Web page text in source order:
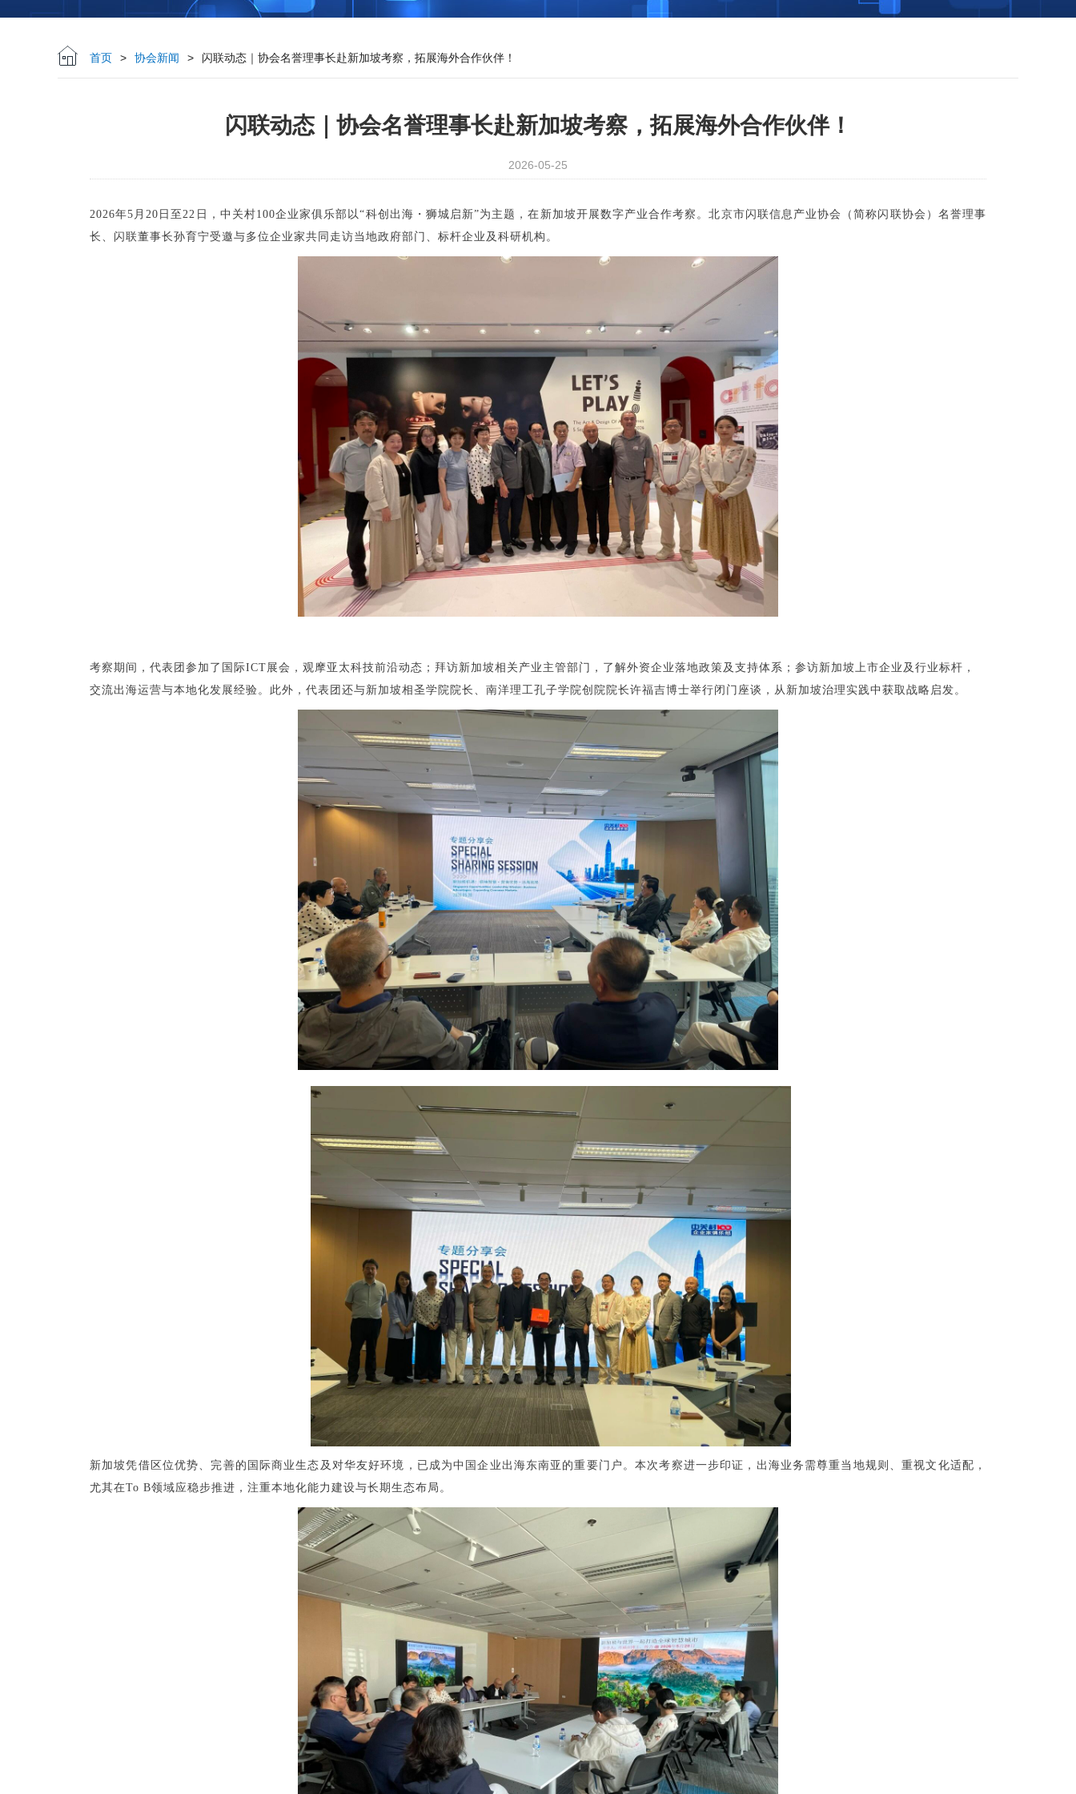
首页 > 协会新闻 > 闪联动态｜协会名誉理事长赴新加坡考察，拓展海外合作伙伴！
闪联动态｜协会名誉理事长赴新加坡考察，拓展海外合作伙伴！
2026-05-25
2026年5月20日至22日，中关村100企业家俱乐部以“科创出海・狮城启新”为主题，在新加坡开展数字产业合作考察。北京市闪联信息产业协会（简称闪联协会）名誉理事
长、闪联董事长孙育宁受邀与多位企业家共同走访当地政府部门、标杆企业及科研机构。
考察期间，代表团参加了国际ICT展会，观摩亚太科技前沿动态；拜访新加坡相关产业主管部门，了解外资企业落地政策及支持体系；参访新加坡上市企业及行业标杆，
交流出海运营与本地化发展经验。此外，代表团还与新加坡相圣学院院长、南洋理工孔子学院创院院长许福吉博士举行闭门座谈，从新加坡治理实践中获取战略启发。
新加坡凭借区位优势、完善的国际商业生态及对华友好环境，已成为中国企业出海东南亚的重要门户。本次考察进一步印证，出海业务需尊重当地规则、重视文化适配，
尤其在To B领域应稳步推进，注重本地化能力建设与长期生态布局。